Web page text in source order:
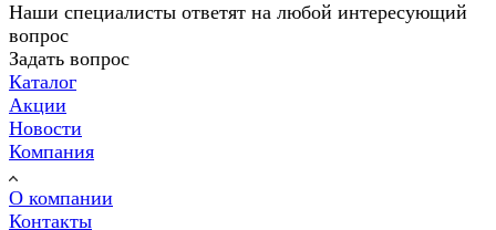
Наши специалисты ответят на любой интересующий
вопрос
Задать вопрос
Каталог
Акции
Новости
Компания
О компании
Контакты